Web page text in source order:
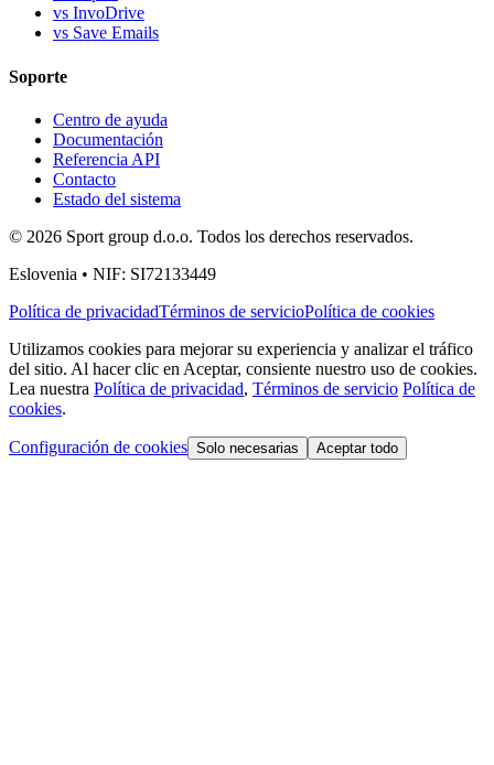
vs InvoDrive
vs Save Emails
Soporte
Centro de ayuda
Documentación
Referencia API
Contacto
Estado del sistema
© 2026 Sport group d.o.o. Todos los derechos reservados.
Eslovenia • NIF: SI72133449
Política de privacidadTérminos de servicioPolítica de cookies
Utilizamos cookies para mejorar su experiencia y analizar el tráfico
del sitio. Al hacer clic en Aceptar, consiente nuestro uso de cookies.
Lea nuestra Política de privacidad, Términos de servicio Política de
cookies.
Configuración de cookies Solo necesarias Aceptar todo